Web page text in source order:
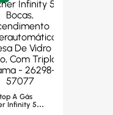
A Gás
Infinity 5